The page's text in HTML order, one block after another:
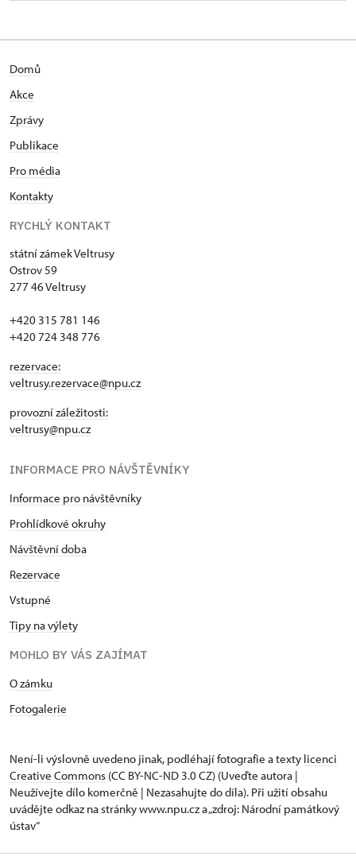
Domů
Akce
Zprávy
Publikace
Pro média
Kontakty
RYCHLÝ KONTAKT
státní zámek Veltrusy
Ostrov 59
277 46 Veltrusy
+420 315 781 146
+420 724 348 776
rezervace:
veltrusy.rezervace@npu.cz
provozní záležitosti:
veltrusy@npu.cz
INFORMACE PRO NÁVŠTĚVNÍKY
Informace pro návštěvníky
Prohlídkové okruhy
Návštěvní doba
Rezervace
Vstupné
Tipy na výlety
MOHLO BY VÁS ZAJÍMAT
O zámku
Fotogalerie
Není-li výslovně uvedeno jinak, podléhají fotografie a texty licenci
Creative Commons (CC BY-NC-ND 3.0 CZ) (Uveďte autora |
Neužívejte dílo komerčně | Nezasahujte do díla). Při užití obsahu
uvádějte odkaz na stránky www.npu.cz a „zdroj: Národní památkový
ústav“